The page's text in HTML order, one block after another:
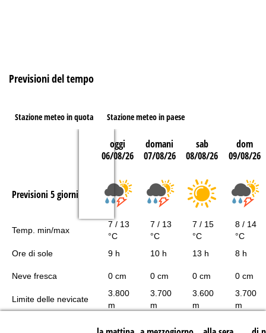
Previsioni del tempo
Stazione meteo in quota Stazione meteo in paese
oggi
06/08/26
domani
07/08/26
sab
08/08/26
dom
09/08/26
Previsioni 5 giorni
Temp. min/max
7 / 13
°C
7 / 13
°C
7 / 15
°C
8 / 14
°C
Ore di sole
9 h 10 h 13 h 8 h
Neve fresca 0 cm 0 cm 0 cm 0 cm
Limite delle nevicate
3.800
m
3.700
m
3.600
m
3.700
m